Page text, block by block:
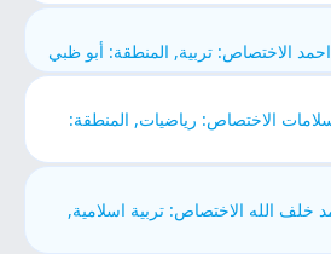
الاختصاص: تربية, المنطقة: أبو ظبي
الاختصاص: رياضيات, المنطقة:
خلف الله الاختصاص: تربية اسلامية,